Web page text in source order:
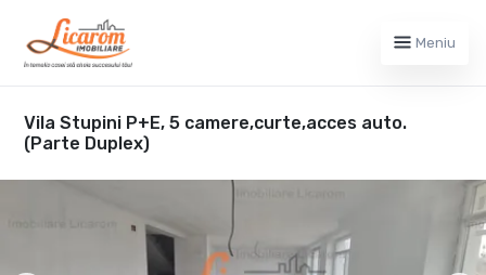
Meniu
Vila Stupini P+E, 5 camere,curte,acces auto.
(Parte Duplex)